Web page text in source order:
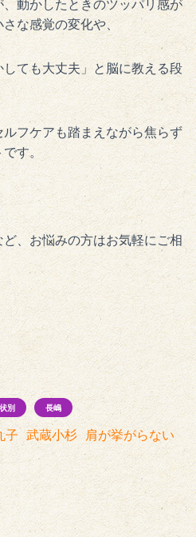
、動かしたときのツッパリ感が
な感覚の変化や、
ても大丈夫」と脳に教える段
フケアも踏まえながら焦らず
す。
、お悩みの方はお気軽にご相
別 長嶋
子 武蔵小杉 肩が挙がらない